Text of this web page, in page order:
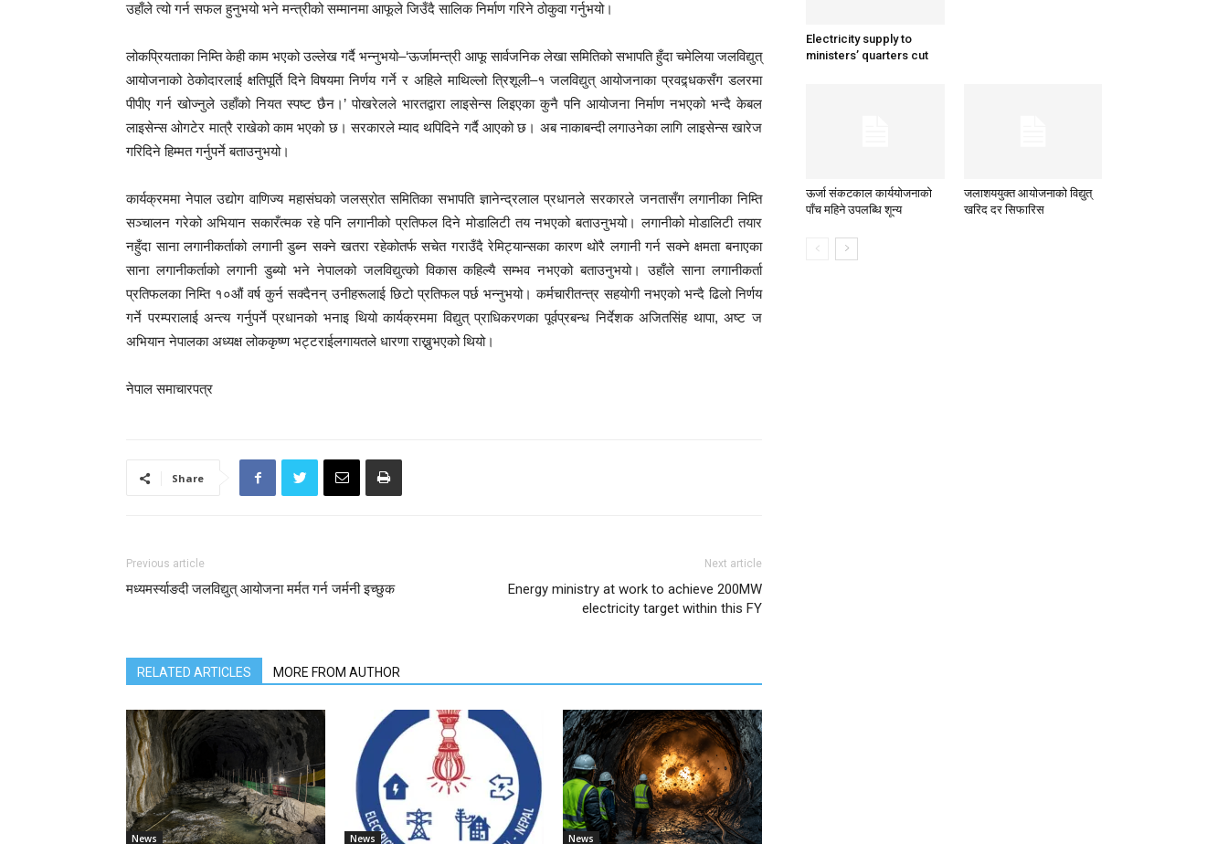
उहाँले त्यो गर्न सफल हुनुभयो भने मन्त्रीको सम्मानमा आफूले जिउँदै सालिक निर्माण गरिने ठोकुवा गर्नुभयो।
लोकप्रियताका निम्ति केही काम भएको उल्लेख गर्दै भन्नुभयो–‘ऊर्जामन्त्री आफू सार्वजनिक लेखा समितिको सभापति हुँदा चमेलिया जलविद्युत्
आयोजनाको ठेकोदारलाई क्षतिपूर्ति दिने विषयमा निर्णय गर्ने र अहिले माथिल्लो त्रिशूली–१ जलविद्युत् आयोजनाका प्रवद्र्धकसँग डलरमा
पीपीए गर्न खोज्नुले उहाँको नियत स्पष्ट छैन।’ पोखरेलले भारतद्वारा लाइसेन्स लिइएका कुनै पनि आयोजना निर्माण नभएको भन्दै केबल
लाइसेन्स ओगटेर मात्रै राखेको काम भएको छ। सरकारले म्याद थपिदिने गर्दै आएको छ। अब नाकाबन्दी लगाउनेका लागि लाइसेन्स खारेज
गरिदिने हिम्मत गर्नुपर्ने बताउनुभयो।
कार्यक्रममा नेपाल उद्योग वाणिज्य महासंघको जलस्रोत समितिका सभापति ज्ञानेन्द्रलाल प्रधानले सरकारले जनतासँग लगानीका निम्ति
सञ्चालन गरेको अभियान सकारँत्मक रहे पनि लगानीको प्रतिफल दिने मोडालिटी तय नभएको बताउनुभयो। लगानीको मोडालिटी तयार
नहुँदा साना लगानीकर्ताको लगानी डुब्न सक्ने खतरा रहेकोतर्फ सचेत गराउँदै रेमिट्यान्सका कारण थोरै लगानी गर्न सक्ने क्षमता बनाएका
साना लगानीकर्ताको लगानी डुब्यो भने नेपालको जलविद्युत्को विकास कहिल्यै सम्भव नभएको बताउनुभयो। उहाँले साना लगानीकर्ता
प्रतिफलका निम्ति १०औं वर्ष कुर्न सक्दैनन् उनीहरूलाई छिटो प्रतिफल पर्छ भन्नुभयो। कर्मचारीतन्त्र सहयोगी नभएको भन्दै ढिलो निर्णय
गर्ने परम्परालाई अन्त्य गर्नुपर्ने प्रधानको भनाइ थियो कार्यक्रममा विद्युत् प्राधिकरणका पूर्वप्रबन्ध निर्देशक अजितसिंह थापा, अष्ट ज
अभियान नेपालका अध्यक्ष लोककृष्ण भट्टराईलगायतले धारणा राख्नुभएको थियो।
नेपाल समाचारपत्र
Share
Previous article
मध्यमर्स्याङदी जलविद्युत् आयोजना मर्मत गर्न जर्मनी इच्छुक
Next article
Energy ministry at work to achieve 200MW
electricity target within this FY
RELATED ARTICLES MORE FROM AUTHOR
News News News
Electricity supply to
ministers’ quarters cut
ऊर्जा संकटकाल कार्ययोजनाको
पाँच महिने उपलब्धि शून्य
जलाशययुक्त आयोजनाको विद्युत्
खरिद दर सिफारिस